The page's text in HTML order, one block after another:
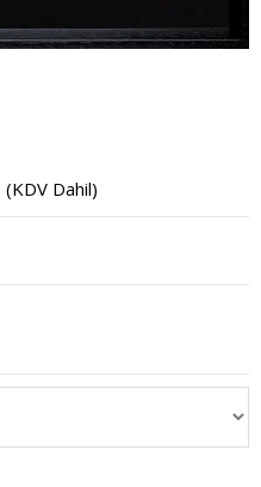
(KDV Dahil)